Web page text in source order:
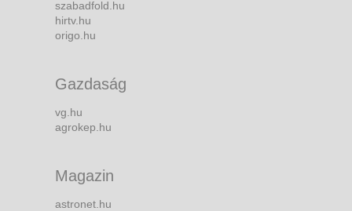
szabadfold.hu
hirtv.hu
origo.hu
Gazdaság
vg.hu
agrokep.hu
Magazin
astronet.hu